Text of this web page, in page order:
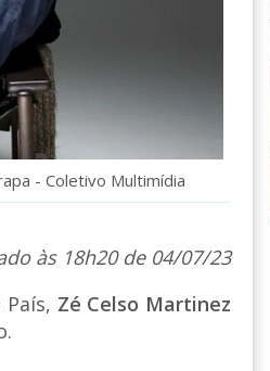
- Coletivo Multimídia
às 18h20 de 04/07/23
Zé Celso Martinez